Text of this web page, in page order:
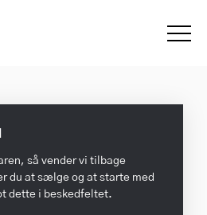
så vender vi tilbage
du at sælge og at starte med
dette i beskedfeltet.